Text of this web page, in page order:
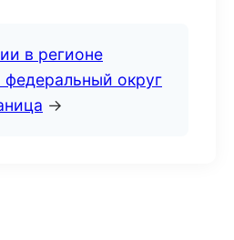
в регионе
округ
→